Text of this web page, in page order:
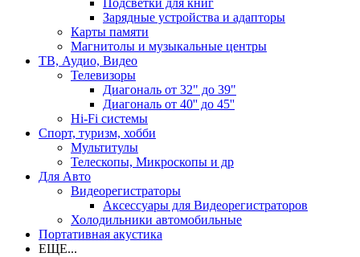
Подсветки для книг
Зарядные устройства и адапторы
Карты памяти
Магнитолы и музыкальные центры
ТВ, Аудио, Видео
Телевизоры
Диагональ от 32" до 39"
Диагональ от 40'' до 45''
Hi-Fi системы
Спорт, туризм, хобби
Мультитулы
Телескопы, Микроскопы и др
Для Авто
Видеорегистраторы
Аксессуары для Видеорегистраторов
Холодильники автомобильные
Портативная акустика
ЕЩЕ...